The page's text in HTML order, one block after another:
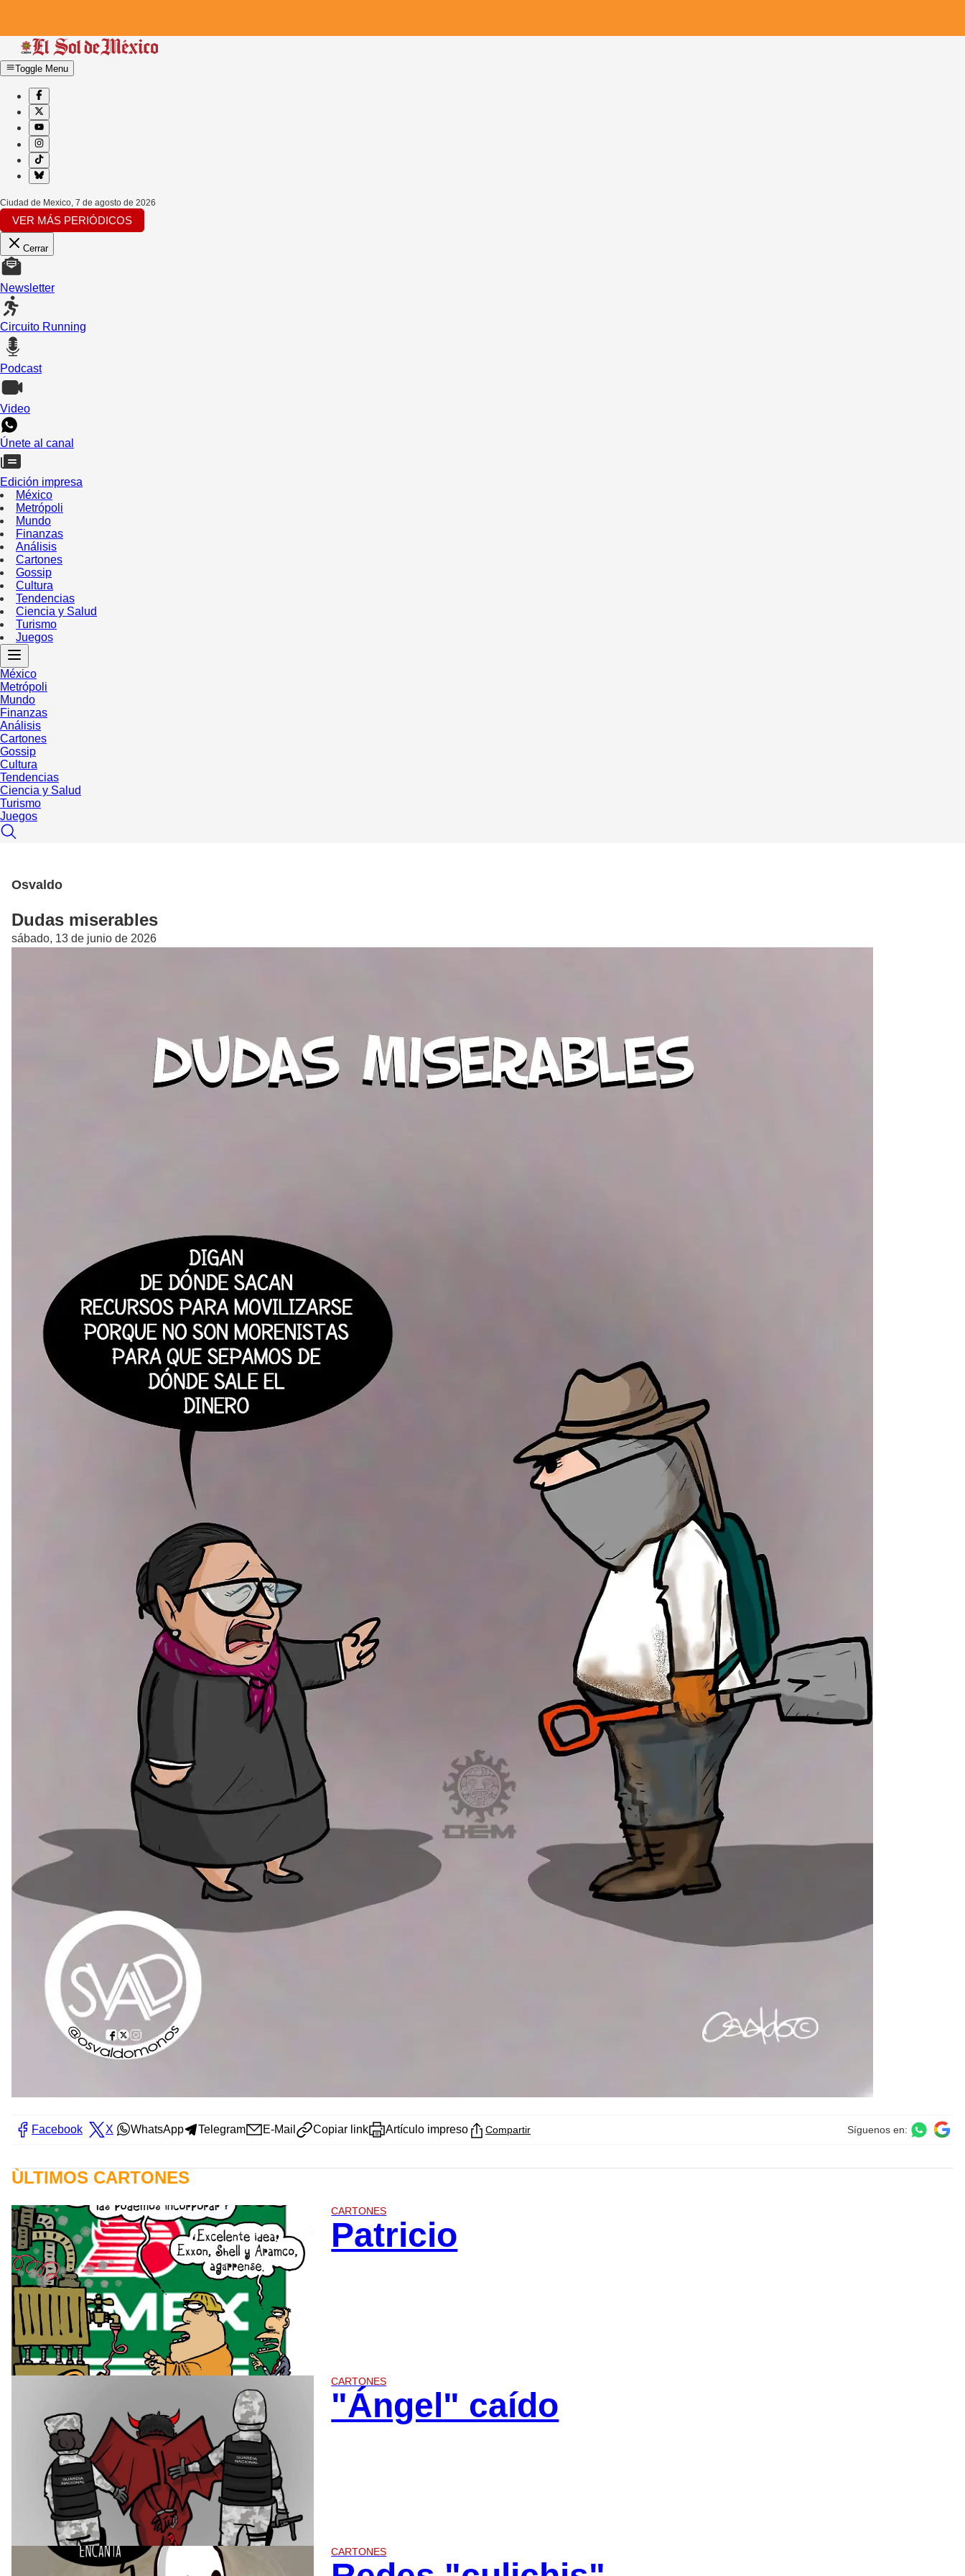
Toggle Menu
Ciudad de Mexico, 7 de agosto de 2026
VER MÁS PERIÓDICOS
Cerrar
Newsletter
Circuito Running
Podcast
Video
Únete al canal
Edición impresa
México
Metrópoli
Mundo
Finanzas
Análisis
Cartones
Gossip
Cultura
Tendencias
Ciencia y Salud
Turismo
Juegos
México
Metrópoli
Mundo
Finanzas
Análisis
Cartones
Gossip
Cultura
Tendencias
Ciencia y Salud
Turismo
Juegos
Osvaldo
Dudas miserables
sábado, 13 de junio de 2026
Facebook X WhatsApp Telegram E-Mail Copiar link Artículo impreso Compartir Síguenos en:
ÙLTIMOS CARTONES
CARTONES
Patricio
CARTONES
"Ángel" caído
CARTONES